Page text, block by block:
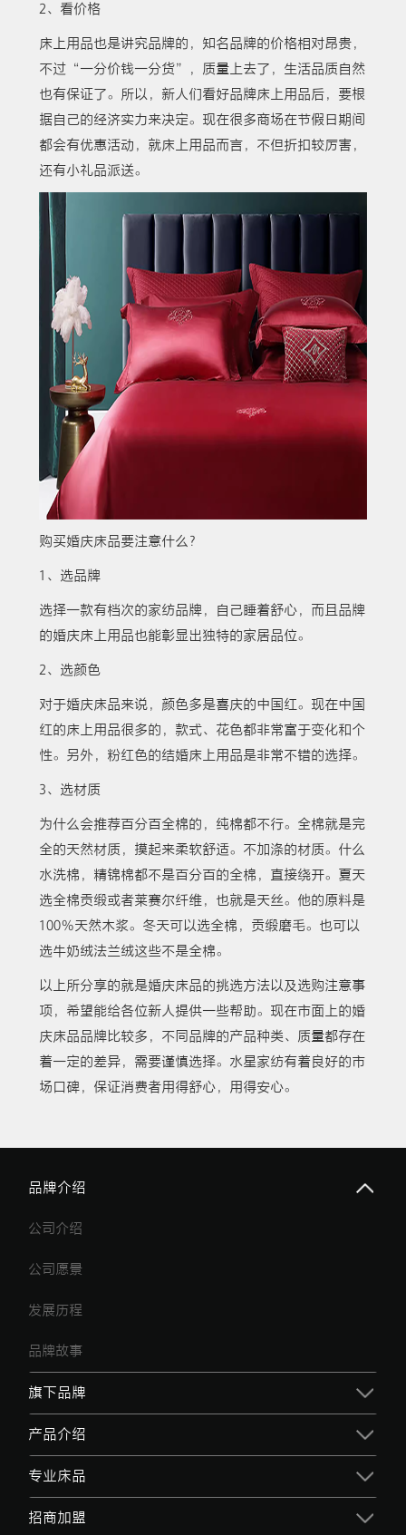
2、看价格
床上用品也是讲究品牌的，知名品牌的价格相对昂贵，
不过“一分价钱一分货”，质量上去了，生活品质自然
也有保证了。所以，新人们看好品牌床上用品后，要根
据自己的经济实力来决定。现在很多商场在节假日期间
都会有优惠活动，就床上用品而言，不但折扣较厉害，
还有小礼品派送。
购买婚庆床品要注意什么？
1、选品牌
选择一款有档次的家纺品牌，自己睡着舒心，而且品牌
的婚庆床上用品也能彰显出独特的家居品位。
2、选颜色
对于婚庆床品来说，颜色多是喜庆的中国红。现在中国
红的床上用品很多的，款式、花色都非常富于变化和个
性。另外，粉红色的结婚床上用品是非常不错的选择。
3、选材质
为什么会推荐百分百全棉的，纯棉都不行。全棉就是完
全的天然材质，摸起来柔软舒适。不加涤的材质。什么
水洗棉，精锦棉都不是百分百的全棉，直接绕开。夏天
选全棉贡缎或者莱赛尔纤维，也就是天丝。他的原料是
100％天然木浆。冬天可以选全棉，贡缎磨毛。也可以
选牛奶绒法兰绒这些不是全棉。
以上所分享的就是婚庆床品的挑选方法以及选购注意事
项，希望能给各位新人提供一些帮助。现在市面上的婚
庆床品品牌比较多，不同品牌的产品种类、质量都存在
着一定的差异，需要谨慎选择。水星家纺有着良好的市
场口碑，保证消费者用得舒心，用得安心。
品牌介绍
公司介绍
公司愿景
发展历程
品牌故事
旗下品牌
产品介绍
专业床品
招商加盟